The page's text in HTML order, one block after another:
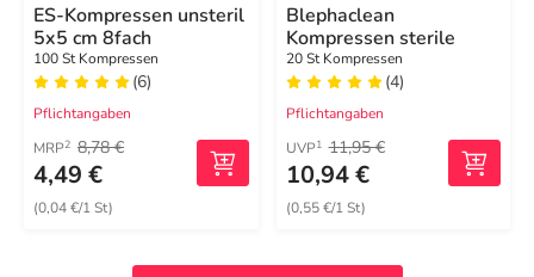
ES-Kompressen unsteril
5x5 cm 8fach
100 St Kompressen
(6)
Pflichtangaben
MRP2 8,78 €
4,49 €
(0,04 €/1 St)
Blephaclean
Kompressen sterile
20 St Kompressen
(4)
Pflichtangaben
UVP1 11,95 €
10,94 €
(0,55 €/1 St)